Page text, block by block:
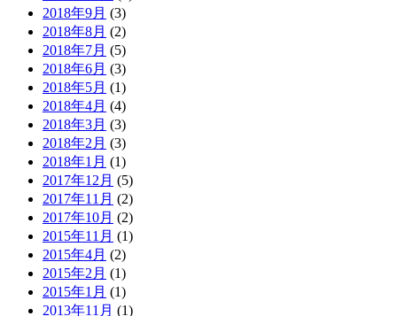
2018年9月 (3)
2018年8月 (2)
2018年7月 (5)
2018年6月 (3)
2018年5月 (1)
2018年4月 (4)
2018年3月 (3)
2018年2月 (3)
2018年1月 (1)
2017年12月 (5)
2017年11月 (2)
2017年10月 (2)
2015年11月 (1)
2015年4月 (2)
2015年2月 (1)
2015年1月 (1)
2013年11月 (1)